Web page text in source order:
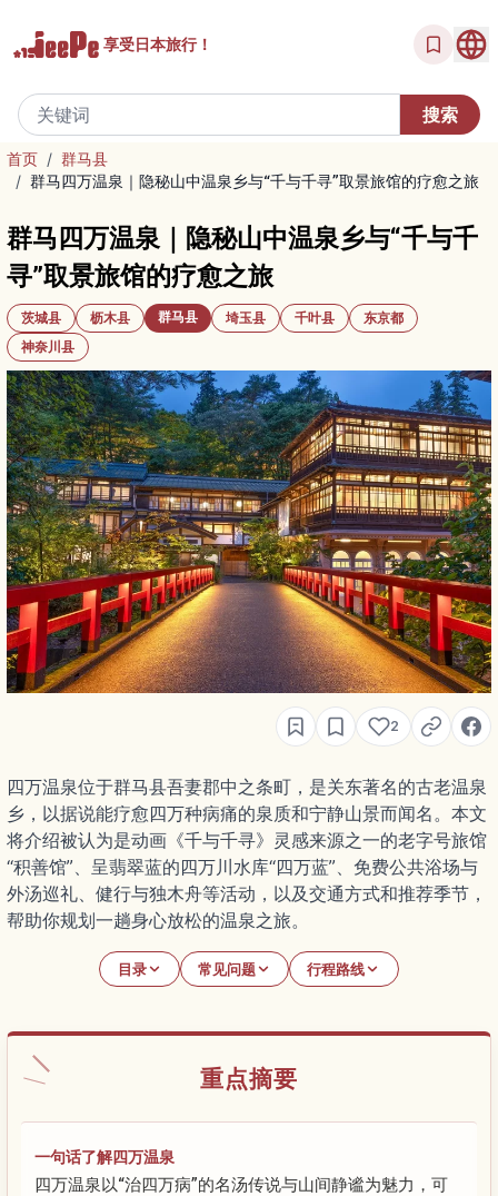
享受日本旅行！
首页 / 群马县
/ 群马四万温泉｜隐秘山中温泉乡与“千与千寻”取景旅馆的疗愈之旅
群马四万温泉｜隐秘山中温泉乡与“千与千
寻”取景旅馆的疗愈之旅
茨城县 枥木县 群马县 埼玉县 千叶县
东京都
神奈川县
2
四万温泉位于群马县吾妻郡中之条町，是关东著名的古老温泉
乡，以据说能疗愈四万种病痛的泉质和宁静山景而闻名。本文
将介绍被认为是动画《千与千寻》灵感来源之一的老字号旅馆
“积善馆”、呈翡翠蓝的四万川水库“四万蓝”、免费公共浴场与
外汤巡礼、健行与独木舟等活动，以及交通方式和推荐季节，
帮助你规划一趟身心放松的温泉之旅。
目录 常见问题 行程路线
重点摘要
一句话了解四万温泉
四万温泉以“治四万病”的名汤传说与山间静谧为魅力，可